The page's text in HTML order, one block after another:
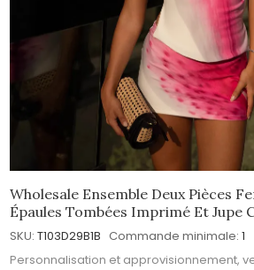
Wholesale Ensemble Deux Pièces
Épaules Tombées Imprimé Et Jupe
SKU: T103D29B1B Commande minimale: 1
Personnalisation et approvisionnement,